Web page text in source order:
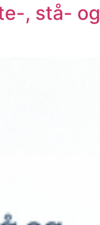
, stå- og